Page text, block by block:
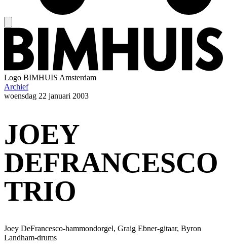
Logo BIMHUIS Amsterdam
Archief
woensdag 22 januari 2003
JOEY
DEFRANCESCO
TRIO
Joey DeFrancesco-hammondorgel, Graig Ebner-gitaar, Byron
Landham-drums